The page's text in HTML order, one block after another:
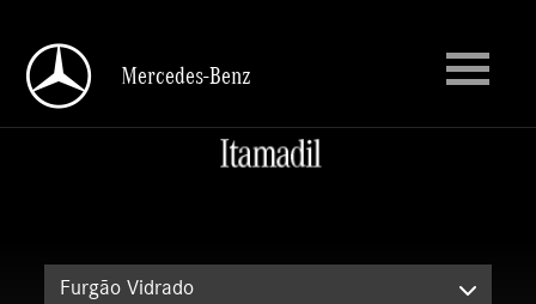
Mercedes-Benz
Furgão Vidrado
Mercedes-Benz